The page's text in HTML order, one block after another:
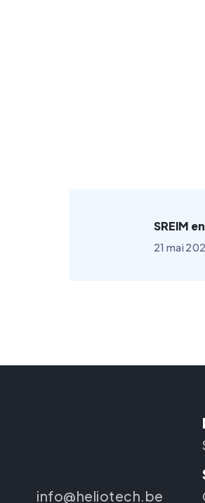
SREIM en
21 mai
info@heliotech.be